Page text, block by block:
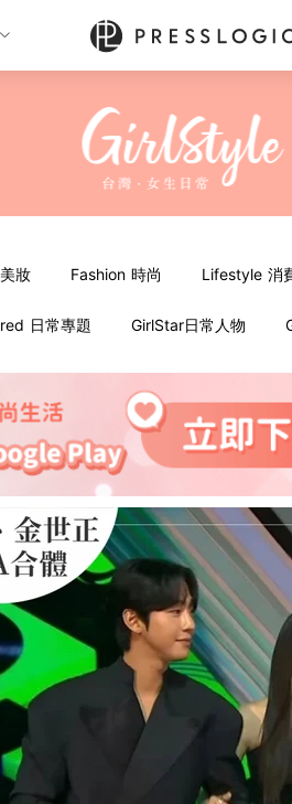
妝 Fashion 時尚 Lifestyle 消
日常專題 GirlStar日常人物